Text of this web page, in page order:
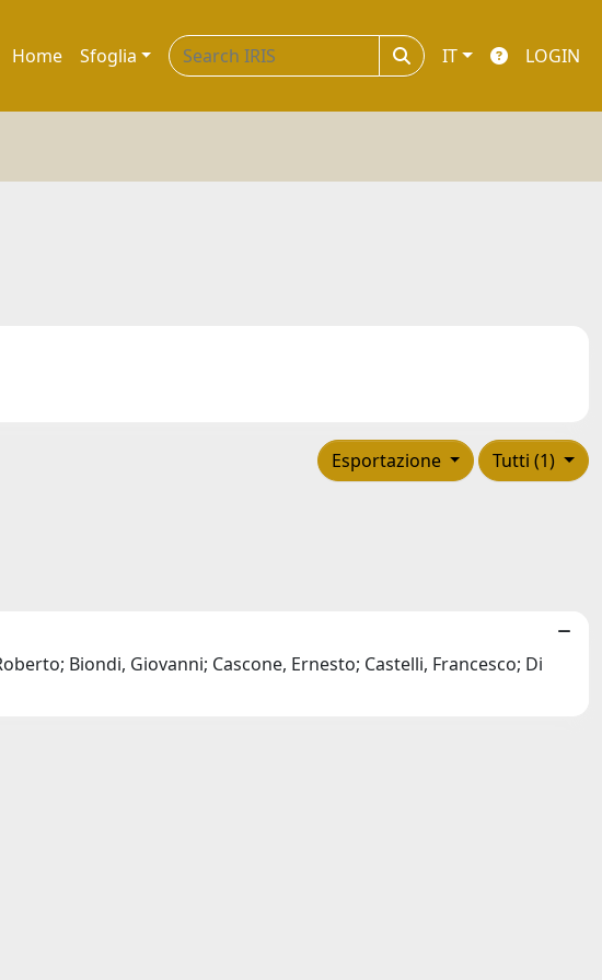
Home Sfoglia IT LOGIN
Tutti (1)
Esportazione
Biondi, Giovanni; Cascone, Ernesto; Castelli, Francesco; Di